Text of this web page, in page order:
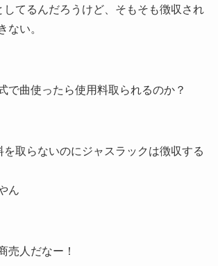
してるんだろうけど、そもそも徴収され
ない。
で曲使ったら使用料取られるのか？
を取らないのにジャスラックは徴収する
ん
売人だなー！